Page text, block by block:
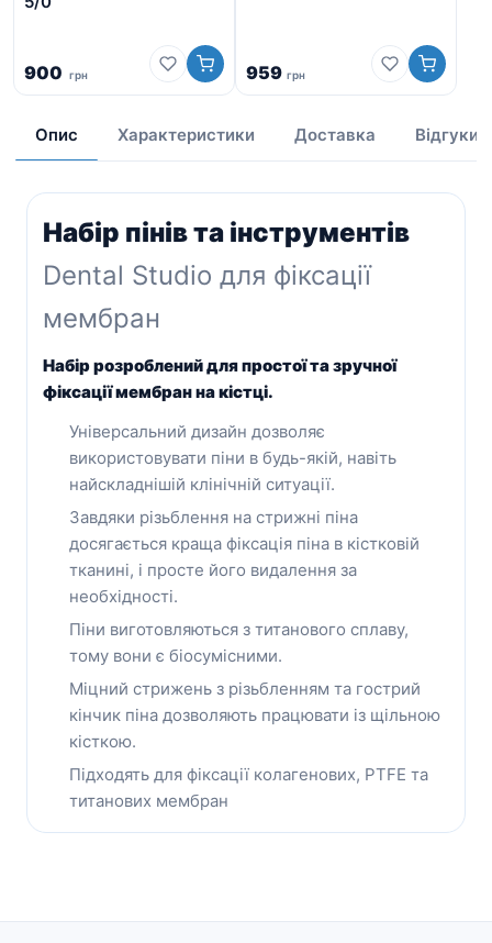
900 грн 959 грн
Опис Характеристики Доставка Відгуки
Набір пінів та інструментів
Dental Studio для фіксації
мембран
Набір розроблений для простої та зручної
фіксації мембран на кістці.
Універсальний дизайн дозволяє
використовувати піни в будь-якій, навіть
найскладнішій клінічній ситуації.
Завдяки різьблення на стрижні піна
досягається краща фіксація піна в кістковій
тканині, і просте його видалення за
необхідності.
Піни виготовляються з титанового сплаву,
тому вони є біосумісними.
Міцний стрижень з різьбленням та гострий
кінчик піна дозволяють працювати із щільною
кісткою.
Підходять для фіксації колагенових, PTFE та
титанових мембран